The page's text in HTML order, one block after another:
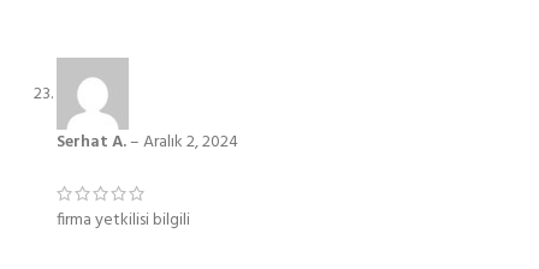
Serhat A.–Aralık 2, 2024
firma yetkilisi bilgili